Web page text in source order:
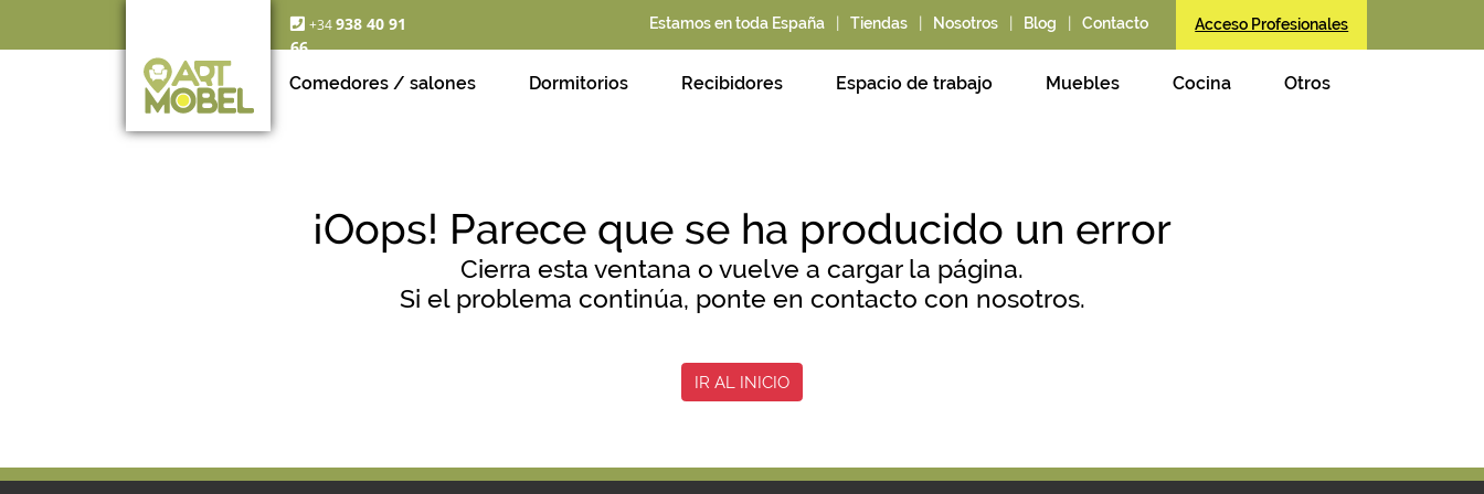
+34938 40 91
66
Estamos en toda España Tiendas Nosotros Blog Contacto Acceso Profesionales
Comedores / salones Dormitorios Recibidores Espacio de trabajo Muebles Cocina Otros
¡Oops! Parece que se ha producido un error
Cierra esta ventana o vuelve a cargar la página.
Si el problema continúa, ponte en contacto con nosotros.
IR AL INICIO